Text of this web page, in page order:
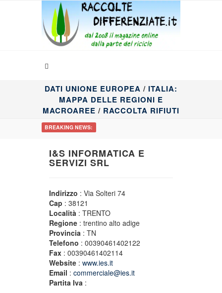
DATI UNIONE EUROPEA / ITALIA:
MAPPA DELLE REGIONI E
MACROAREE / RACCOLTA RIFIUTI
BREAKING NEWS:
I&S INFORMATICA E
SERVIZI SRL
Indirizzo : Via Solteri 74
Cap : 38121
Località : TRENTO
Regione : trentino alto adige
Provincia : TN
Telefono : 00390461402122
Fax : 00390461402114
Website : www.ies.it
Email : commerciale@ies.it
Partita Iva :